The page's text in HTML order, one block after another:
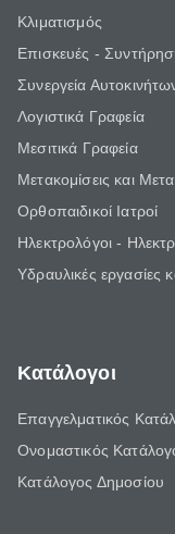
Κλιματισμός
Επισκευές -
Συνεργεία
Λογιστικά Γραφεία
Μεσιτικά Γραφεία
Μετακομίσεις και
Ορθοπαιδικοί Ιατροί
Ηλεκτρολόγοι -
Υδραυλικές εργασίες
Κατάλογοι
Επαγγελματικός
Ονομαστικός
Κατάλογος Δημοσίου